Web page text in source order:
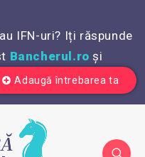
IFN-uri? Iți răspunde
Bancherul.ro și
Adaugă întrebarea ta